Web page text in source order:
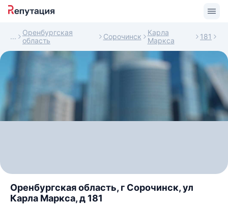
Оренбургская
область
Сорочинск
Карла
Маркса
181
Оренбургская область, г Сорочинск, ул
Карла Маркса, д 181